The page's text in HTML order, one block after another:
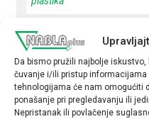
Da bismo pružili najbolje
čuvanje i/ili pristup
tehnologijama će nam omogućiti
ponašanje pri pregledavanju ili
Nepristanak ili povlačenje
Žuta
Napon
24VDC